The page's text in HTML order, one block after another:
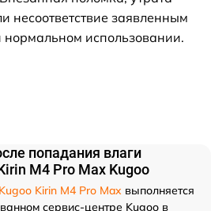
несоответствие заявленным
использовании.
попадания влаги
M4 Pro Max Kugoo
Kirin M4 Pro Max выполняется
сервис-центре Kugoo в